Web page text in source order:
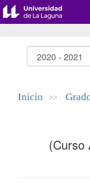
Inicio >>
(Curso